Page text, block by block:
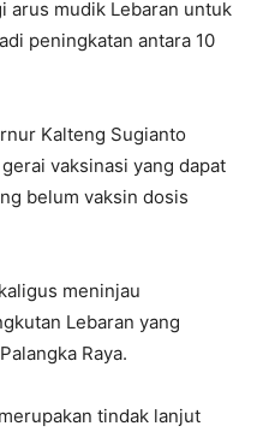
arus mudik Lebaran untuk
peningkatan antara 10
Kalteng Sugianto
vaksinasi yang dapat
belum vaksin dosis
meninjau
Lebaran yang
Raya.
tindak lanjut